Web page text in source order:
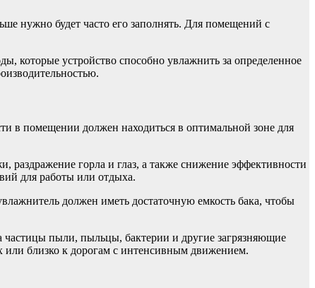
нужно будет часто его заполнять. Для помещений с
которые устройство способно увлажнить за определенное
в помещении должен находиться в оптимальной зоне для
раздражение горла и глаз, а также снижение эффективности
для работы или отдыха.
должен иметь достаточную емкость бака, чтобы
частицы пыли, пыльцы, бактерии и другие загрязняющие
или близко к дорогам с интенсивным движением.